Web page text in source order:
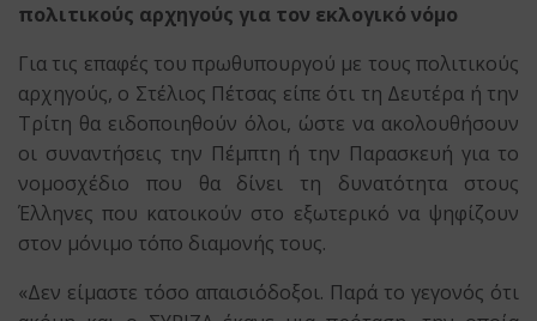
πολιτικούς αρχηγούς για τον εκλογικό νόμο
Για τις επαφές του πρωθυπουργού με τους πολιτικούς
αρχηγούς, ο Στέλιος Πέτσας είπε ότι τη Δευτέρα ή την
Τρίτη θα ειδοποιηθούν όλοι, ώστε να ακολουθήσουν
οι συναντήσεις την Πέμπτη ή την Παρασκευή για το
νομοσχέδιο που θα δίνει τη δυνατότητα στους
Έλληνες που κατοικούν στο εξωτερικό να ψηφίζουν
στον μόνιμο τόπο διαμονής τους.
«Δεν είμαστε τόσο απαισιόδοξοι. Παρά το γεγονός ότι